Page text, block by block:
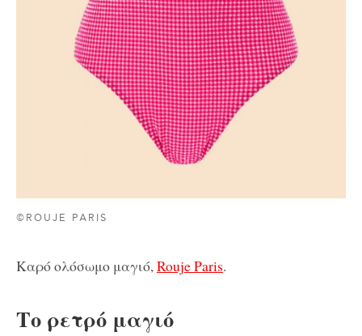
©ROUJE PARIS
Καρό ολόσωμο μαγιό,Rouje Paris.
Το ρετρό μαγιό